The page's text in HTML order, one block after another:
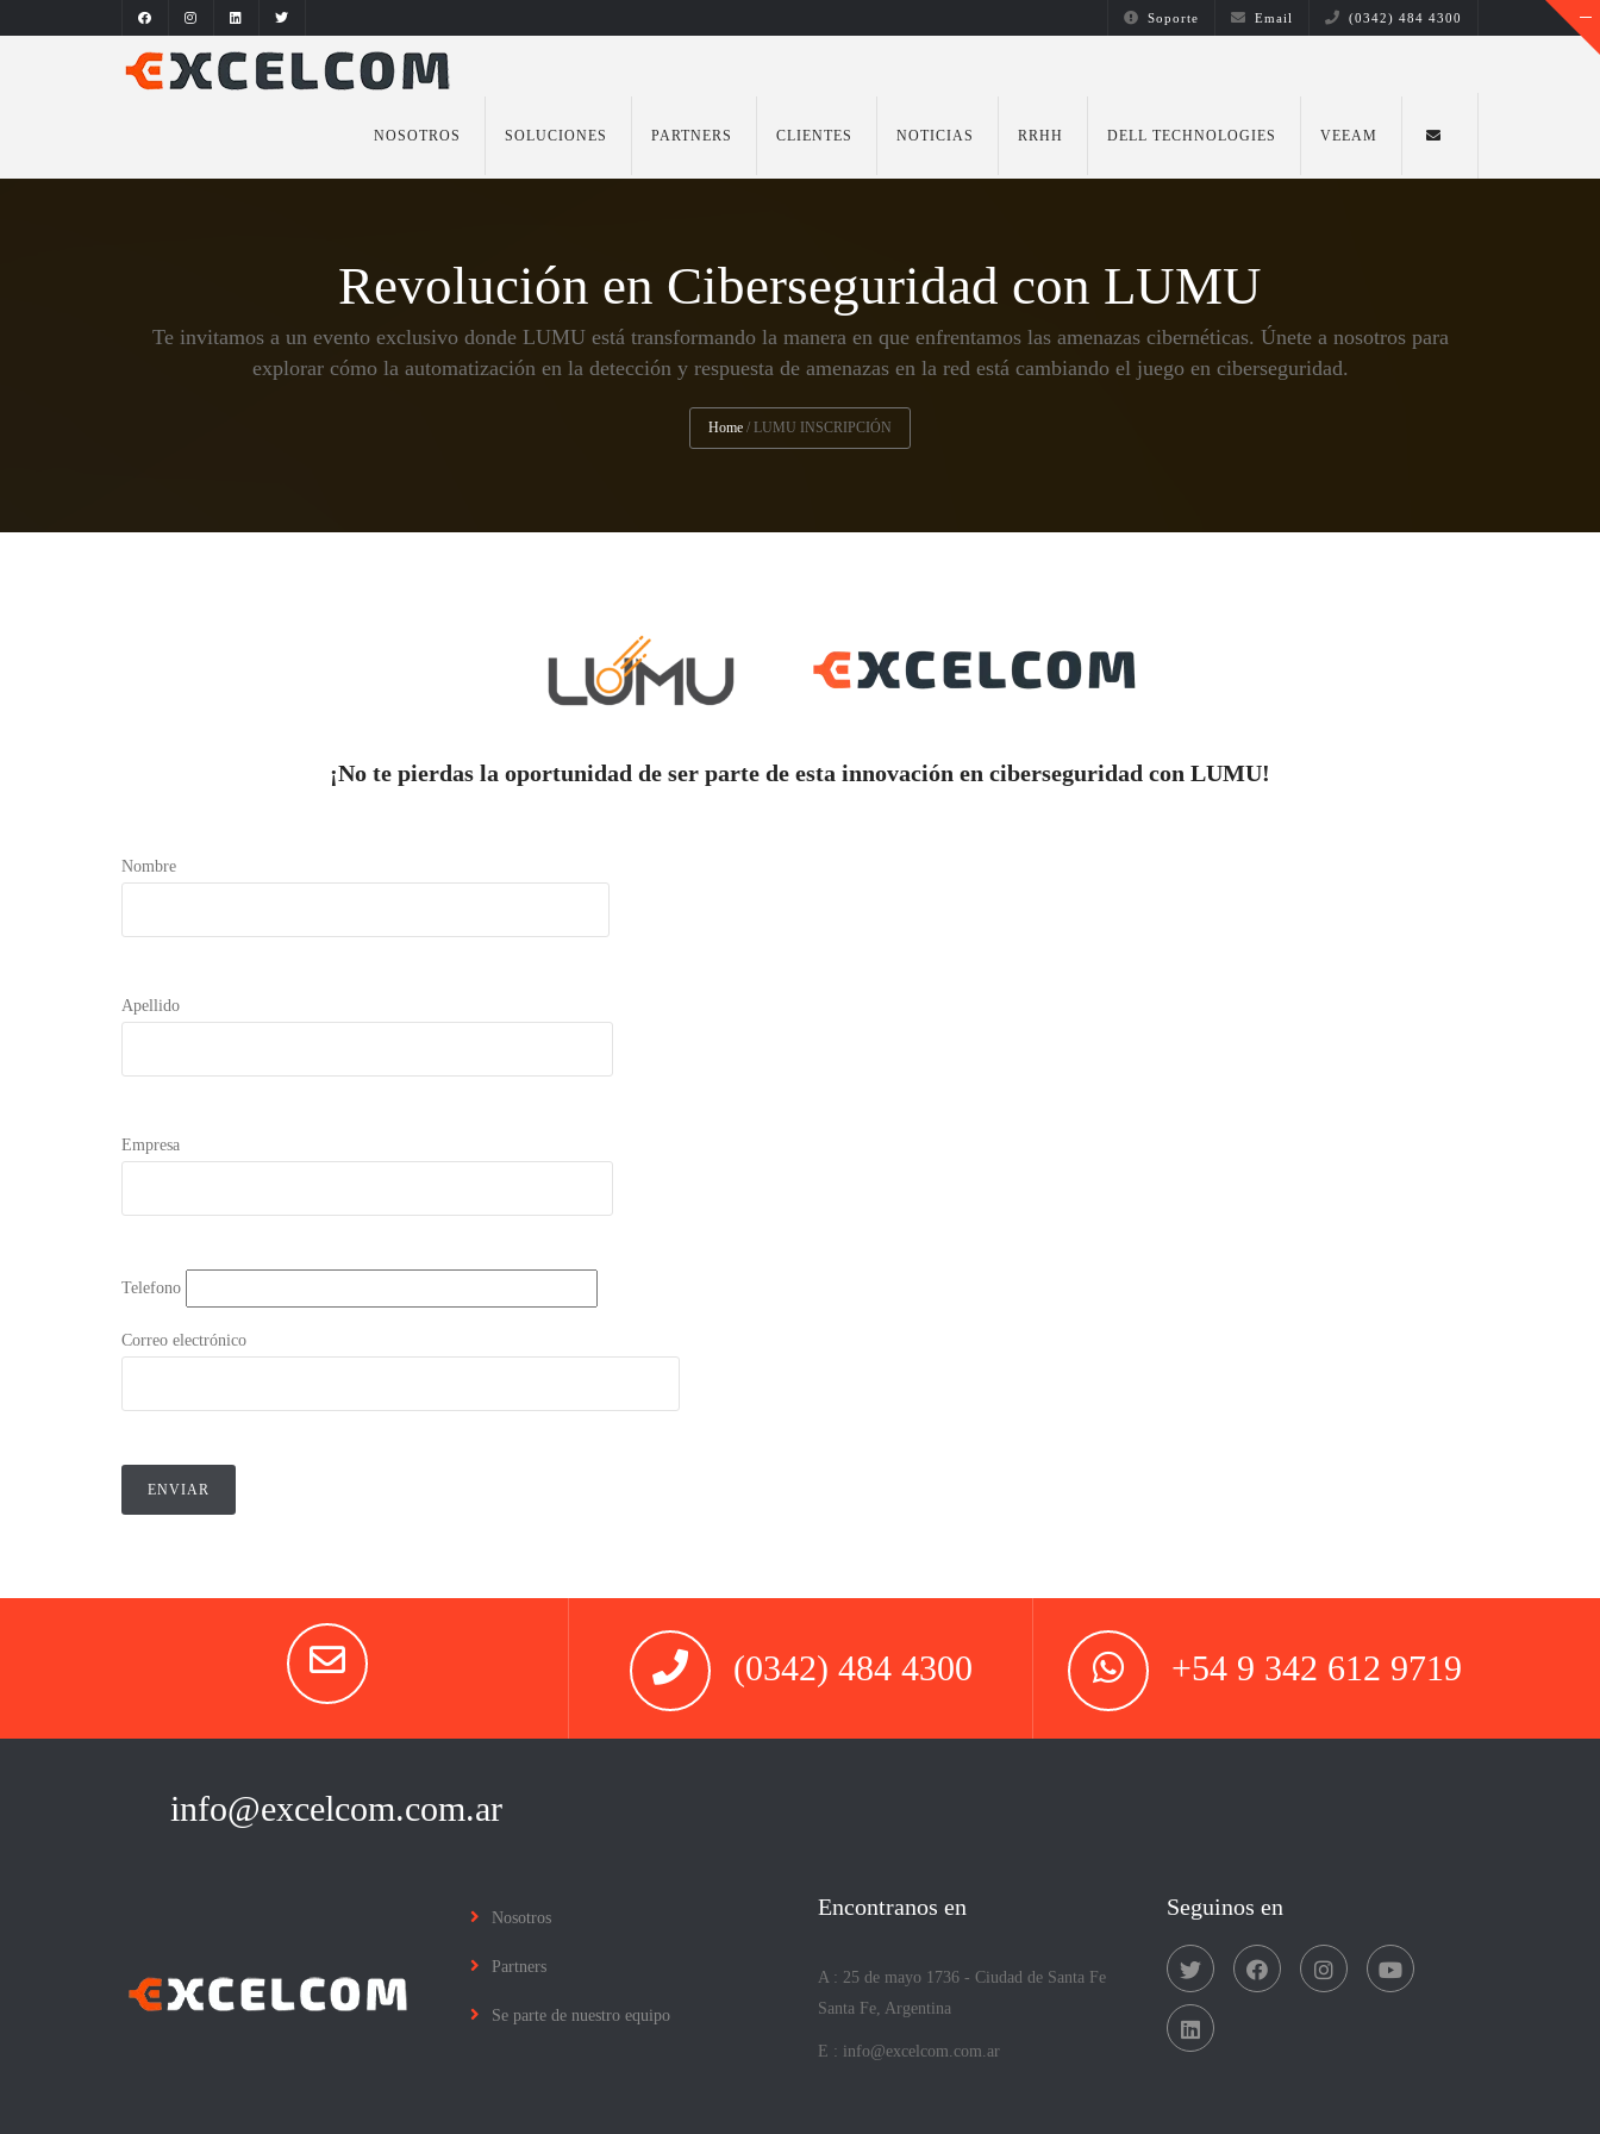
Soporte Email (0342) 484 4300
NOSOTROS SOLUCIONES PARTNERS CLIENTES NOTICIAS RRHH DELL TECHNOLOGIES VEEAM
Revolución en Ciberseguridad con LUMU
Te invitamos a un evento exclusivo donde LUMU está transformando la manera en que enfrentamos las amenazas cibernéticas. Únete a nosotros para
explorar cómo la automatización en la detección y respuesta de amenazas en la red está cambiando el juego en ciberseguridad.
Home / LUMU INSCRIPCIÓN
¡No te pierdas la oportunidad de ser parte de esta innovación en ciberseguridad con LUMU!
Nombre
Apellido
Empresa
Telefono
Correo electrónico
info@excelcom.com.ar
(0342) 484 4300 +54 9 342 612 9719
Nosotros
Partners
Se parte de nuestro equipo
Encontranos en
A : 25 de mayo 1736 - Ciudad de Santa Fe
Santa Fe, Argentina
E : info@excelcom.com.ar
Seguinos en